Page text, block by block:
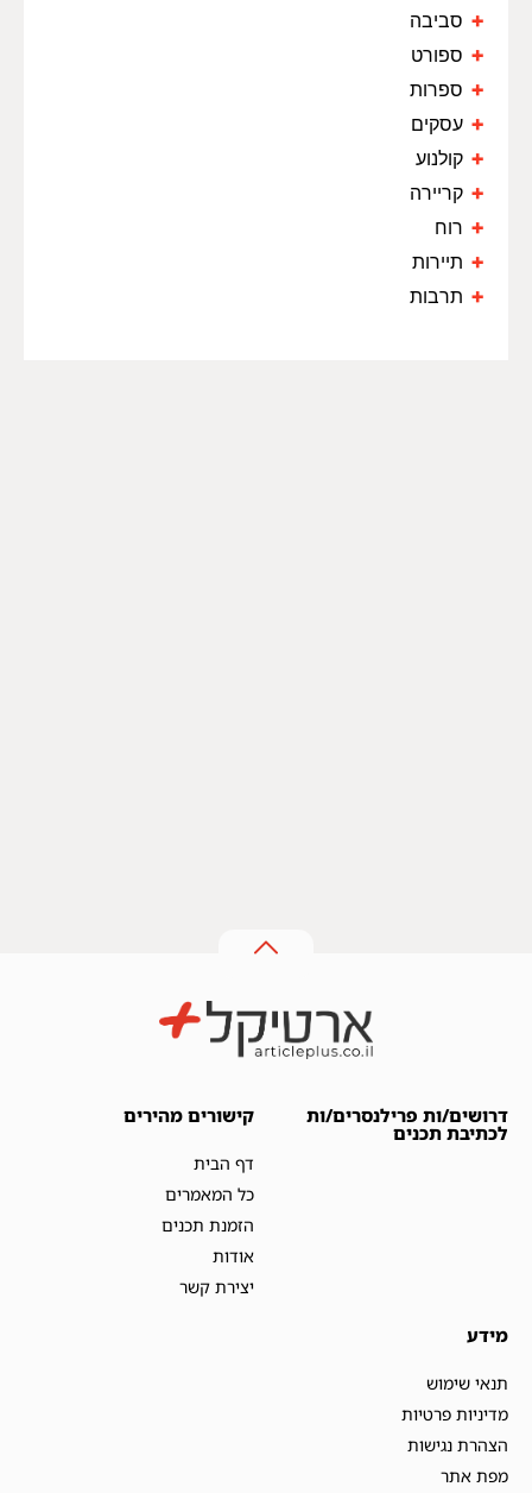
סביבה
ספורט
ספרות
עסקים
קולנוע
קריירה
רוח
תיירות
תרבות
דרושים/ות פרילנסרים/ות
לכתיבת תכנים
קישורים מהירים
דף הבית
כל המאמרים
הזמנת תכנים
אודות
יצירת קשר
מידע
תנאי שימוש
מדיניות פרטיות
הצהרת נגישות
מפת אתר